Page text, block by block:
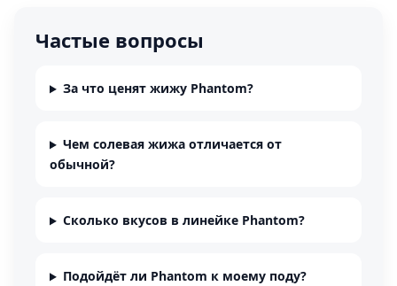
Частые вопросы
За что ценят жижу Phantom?
Чем солевая жижа отличается от
обычной?
Сколько вкусов в линейке Phantom?
Подойдёт ли Phantom к моему поду?